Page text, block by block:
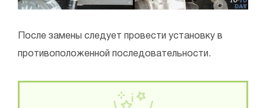
После замены следует провести установку в
противоположенной последовательности.